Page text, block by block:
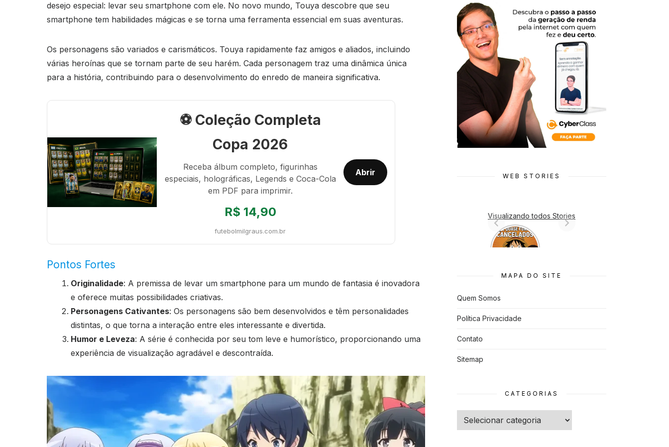
desejo especial: levar seu smartphone com ele. No novo mundo, Touya descobre que seu
smartphone tem habilidades mágicas e se torna uma ferramenta essencial em suas aventuras.
Os personagens são variados e carismáticos. Touya rapidamente faz amigos e aliados, incluindo
várias heroínas que se tornam parte de seu harém. Cada personagem traz uma dinâmica única
para a história, contribuindo para o desenvolvimento do enredo de maneira significativa.
⚽ Coleção Completa
Copa 2026
Receba álbum completo, figurinhas
especiais, holográficas, Legends e Coca-Cola
em PDF para imprimir.
R$ 14,90
futebolmilgraus.com.br
Abrir
Pontos Fortes
Originalidade: A premissa de levar um smartphone para um mundo de fantasia é inovadora
e oferece muitas possibilidades criativas.
Personagens Cativantes: Os personagens são bem desenvolvidos e têm personalidades
distintas, o que torna a interação entre eles interessante e divertida.
Humor e Leveza: A série é conhecida por seu tom leve e humorístico, proporcionando uma
experiência de visualização agradável e descontraída.
WEB STORIES
Visualizando todos Stories
7 Animes
que quase
MAPA DO SITE
Quem Somos
Política Privacidade
Contato
Sitemap
CATEGORIAS
Categorias